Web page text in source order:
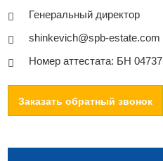
Генеральный директор
shinkevich@spb-estate.com
Номер аттестата: БН 04737
Заказать обратный звонок